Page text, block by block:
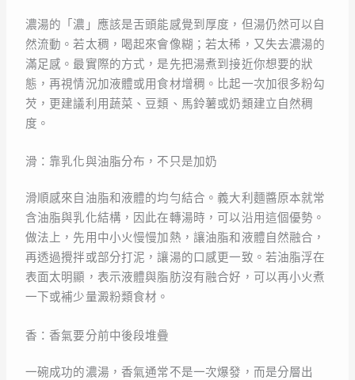
濃湯的「濃」應該是舌頭能感覺到厚度，但湯仍然可以自
然流動。若太稠，喝起來會像糊；若太稀，又失去濃湯的
滿足感。最實際的方式，是先把湯煮到接近你想要的狀
態，再視情況加液體或用食材增稠。比起一次加很多粉勾
芡，更建議利用蔬菜、豆類、馬鈴薯或奶類建立自然稠
度。
滑：靠乳化與油脂分布，不只是加奶
滑順感來自油脂和液體的均勻結合。義大利麵醬原本就常
含油脂與乳化結構，因此在轉湯時，可以沿用這個優勢。
做法上，先用中小火慢慢加熱，讓油脂和液體自然融合，
再透過攪拌或部分打泥，讓湯的口感更一致。若油脂浮在
表面太明顯，表示液體與脂肪沒有融合好，可以再小火煮
一下或補少量澱粉類食材。
香：香氣要分前中後段堆疊
一碗成功的濃湯，香氣通常不是一次爆發，而是分層出